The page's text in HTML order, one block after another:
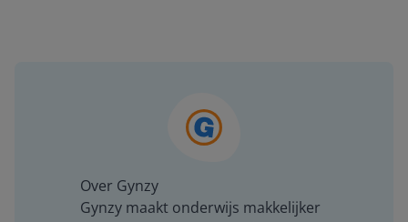
Over Gynzy
Gynzy maakt onderwijs makkelijker